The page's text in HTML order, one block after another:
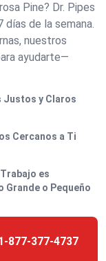
Pine? Dr. Pipes
de la semana.
nuestros
ayudarte—
Justos y Claros
Cercanos a Ti
es
Grande o Pequeño
877-377-4737